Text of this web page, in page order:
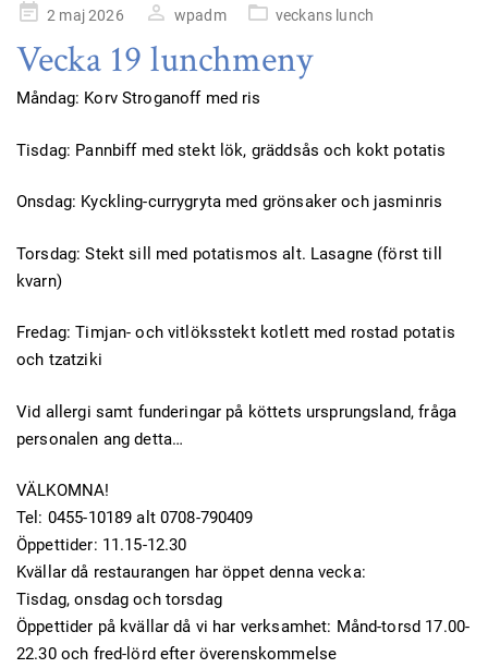
Publicerad
2 maj 2026 wpadm veckans lunch
Vecka 19 lunchmeny
Måndag: Korv Stroganoff med ris
Tisdag: Pannbiff med stekt lök, gräddsås och kokt potatis
Onsdag: Kyckling-currygryta med grönsaker och jasminris
Torsdag: Stekt sill med potatismos alt. Lasagne (först till
kvarn)
Fredag: Timjan- och vitlöksstekt kotlett med rostad potatis
och tzatziki
Vid allergi samt funderingar på köttets ursprungsland, fråga
personalen ang detta…
VÄLKOMNA!
Tel: 0455-10189 alt 0708-790409
Öppettider: 11.15-12.30
Kvällar då restaurangen har öppet denna vecka:
Tisdag, onsdag och torsdag
Öppettider på kvällar då vi har verksamhet: Månd-torsd 17.00-
22.30 och fred-lörd efter överenskommelse